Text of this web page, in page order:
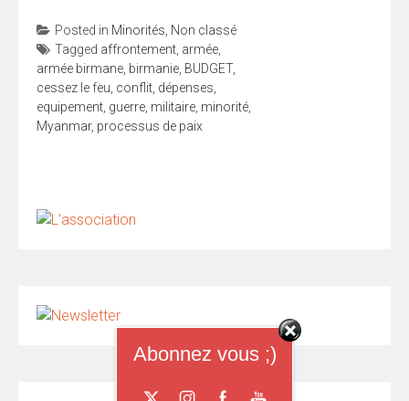
Posted in Minorités Non classé
Tagged affrontement armée
armée birmane birmanie BUDGET,
cessez le feu conflit dépenses
equipement guerre militaire minorité
Myanmar, processus de paix
Abonnez vous ;)